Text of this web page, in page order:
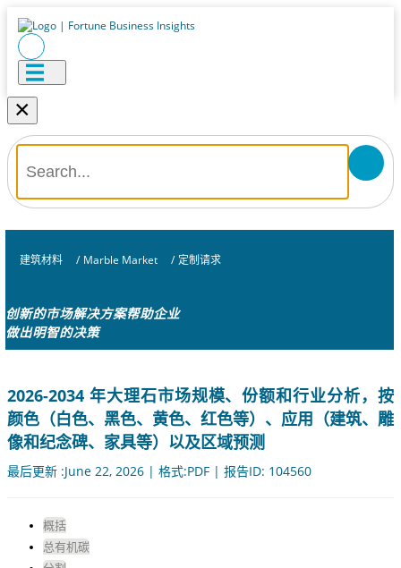
×
建筑材料 / Marble Market / 定制请求
创新的市场解决方案帮助企业
做出明智的决策
2026-2034 年大理石市场规模、份额和行业分析，按
颜色（白色、黑色、黄色、红色等）、应用（建筑、雕
像和纪念碑、家具等）以及区域预测
最后更新 :June 22, 2026 | 格式:PDF | 报告ID: 104560
概括
总有机碳